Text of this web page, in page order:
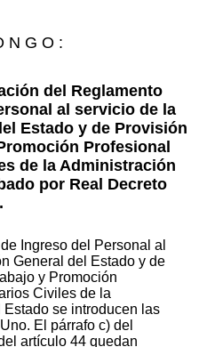
N G O :
del Reglamento
al servicio de la
Estado y de Provisión
Profesional
de la Administración
por Real Decreto
Ingreso del Personal al
General del Estado y de
y Promoción
Civiles de la
se introducen las
El párrafo c) del
artículo 44 quedan